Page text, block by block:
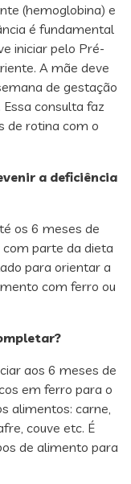
(hemoglobina) e
é fundamental
iniciar pelo Pré-
A mãe deve
de gestação
consulta faz
de rotina com o
a deficiência
os 6 meses de
com parte da dieta
para orientar a
com ferro ou
aos 6 meses de
em ferro para o
alimentos: carne,
couve etc. É
de alimento para